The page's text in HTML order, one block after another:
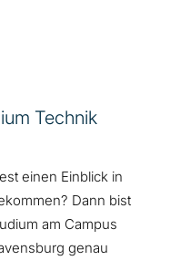
Technik
einen Einblick in
Dann bist
am Campus
genau